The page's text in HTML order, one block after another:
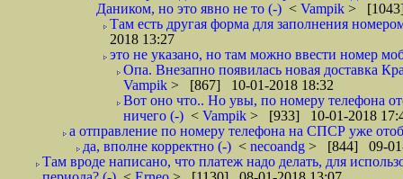
Даником, но это явно не то (-) < Vampik >
Там есть другая форма для заполнения
2018 13:27
это не указано, но там можно ввести номер
Опа. Внезапно появилась новая доставка
Vampik > [867] 10-01-2018 18:32
Вот оно что.. Но увы, по номеру телефона
ничего (-) < Vampik > [933] 10-01-2018
а отправление по номеру телефона на СПСР уже
да, вполне корректно (-) < necoandg > [844] 09-01-
Там вроде написано, что платеж надо делать, для